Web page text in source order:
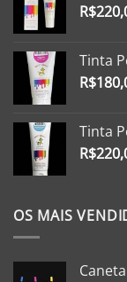
R$
Tinta
R$
Tinta
R$
OS MAIS